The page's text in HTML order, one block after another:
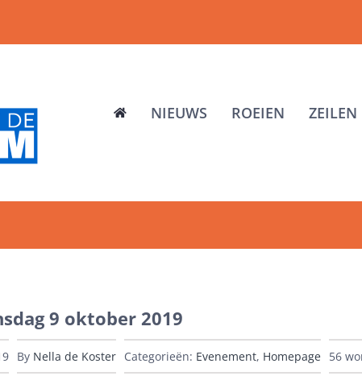
NIEUWS ROEIEN ZEILEN
9 oktober 2019
By Nella de Koster Categorieën: Evenement, Homepage 56